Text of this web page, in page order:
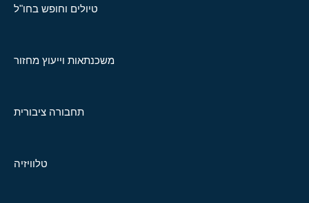
טיולים וחופש בחו"ל
משכנתאות וייעוץ מחזור
תחבורה ציבורית
טלוויזיה